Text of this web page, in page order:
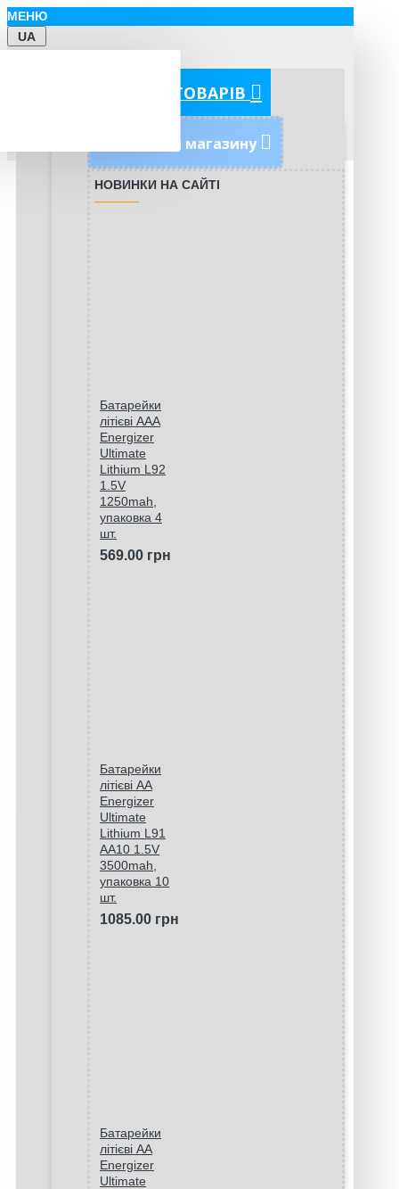
МЕНЮ
UA
КАТЕГОРІЇ ТОВАРІВ
Новинки магазину
НОВИНКИ НА САЙТІ
Батарейки
літієві ААA
Energizer
Ultimate
Lithium L92
1.5V
1250mah,
упаковка 4
шт.
569.00 грн
Батарейки
літієві AA
Energizer
Ultimate
Lithium L91
AA10 1.5V
3500mah,
упаковка 10
шт.
1085.00 грн
Батарейки
літієві AA
Energizer
Ultimate